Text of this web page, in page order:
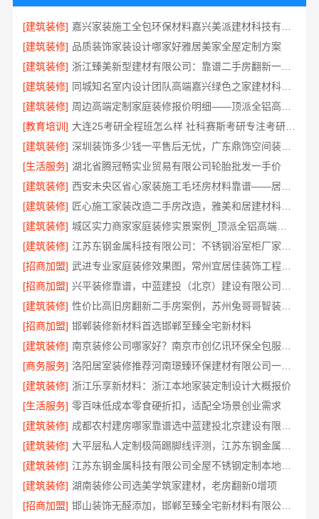
[建筑装修]
[建筑装修] 品质装饰家装设计哪家好雅居美家全屋定制方案
[建筑装修]
浙江臻美新型建材有限公司：靠谱二手房翻新一站式急装
[建筑装修]
同城知名室内设计团队高端嘉兴绿色之家建材科技有限公司
[建筑装修]
[教育培训]
大连25考研全程班怎么样 社科赛斯考研专注考研教育
[建筑装修]
深圳装饰多少钱一平售后无忧，广东鼎饰空间装饰工程有限公司本地服务
[生活服务] 湖北省腾冠畅实业贸易有限公司轮胎批发一手价
[建筑装修]
[建筑装修]
匠心施工家装改造二手房改造，雅美和居建材科技焕新您的家
[建筑装修]
城区实力商家家庭装修实景案例_顶派全铝高端定制
[建筑装修]
[招商加盟]
武进专业家庭装修效果图，常州宜居佳装饰工程有限公司匠心呈现
[招商加盟]
[建筑装修]
性价比高旧房翻新二手房案例，苏州兔哥哥智装新材料有限公司
[招商加盟] 邯郸装修新材料首选邯郸至臻全宅新材料
[建筑装修]
[商务服务]
洛阳居室装修推荐河南璟臻环保建材有限公司一站式服务
[建筑装修] 浙江乐享新材料：浙江本地家装定制设计大概报价
[生活服务] 零百味低成本零食硬折扣，适配全场景创业需求
[建筑装修]
[建筑装修]
[建筑装修]
[建筑装修] 湖南装修公司选美学筑家建材，老房翻新0增项
[招商加盟]
邯山装饰无醛添加，邯郸至臻全宅新材料有限公司保障